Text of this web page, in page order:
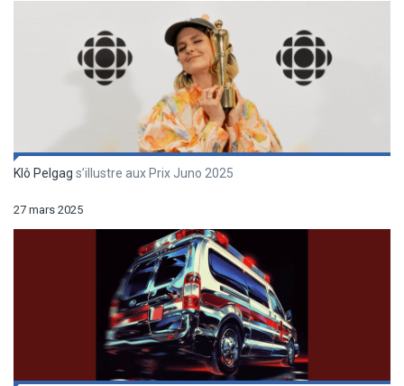
Klô Pelgag s’illustre aux Prix Juno 2025
27 mars 2025